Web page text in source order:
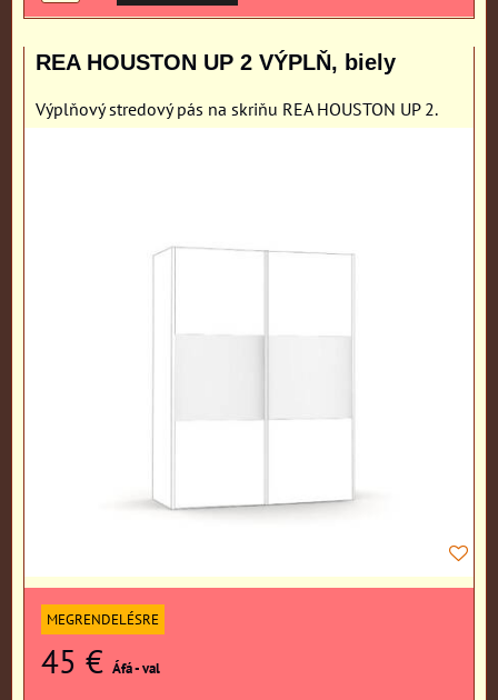
REA HOUSTON UP 2 VÝPLŇ, biely
Výplňový stredový pás na skriňu REA HOUSTON UP 2.
MEGRENDELÉSRE
45 € Áfá - val